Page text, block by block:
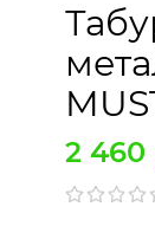
2 460